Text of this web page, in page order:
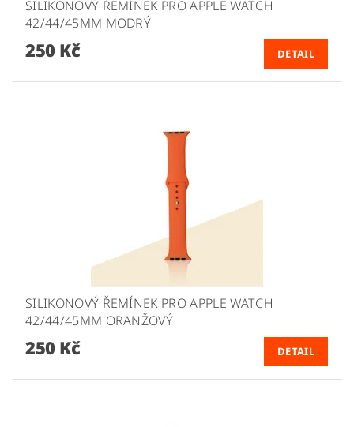
SILIKONOVÝ ŘEMÍNEK PRO APPLE WATCH
42/44/45MM MODRÝ
250 Kč DETAIL
SILIKONOVÝ ŘEMÍNEK PRO APPLE WATCH
42/44/45MM ORANŽOVÝ
250 Kč DETAIL